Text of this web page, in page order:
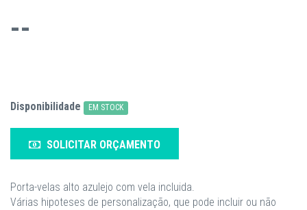
--
Disponibilidade EM STOCK
SOLICITAR ORÇAMENTO
Porta-velas alto azulejo com vela incluida.
Várias hipoteses de personalização, que pode incluir ou não